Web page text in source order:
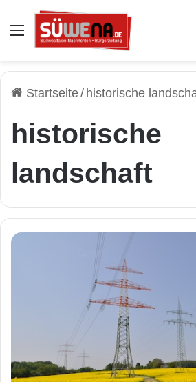
Auswahl
Startseite/ historische
historische
landschaft